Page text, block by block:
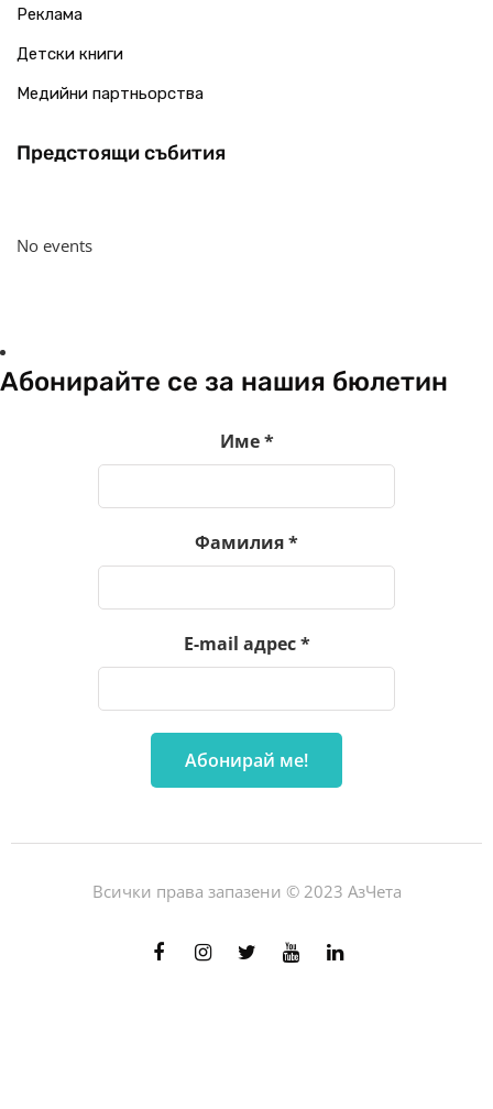
Реклама
Детски книги
Медийни партньорства
Предстоящи събития
No events
Абонирайте се за нашия бюлетин
Име*
Фамилия*
E-mail адрес*
Всички права запазени © 2023 АзЧета